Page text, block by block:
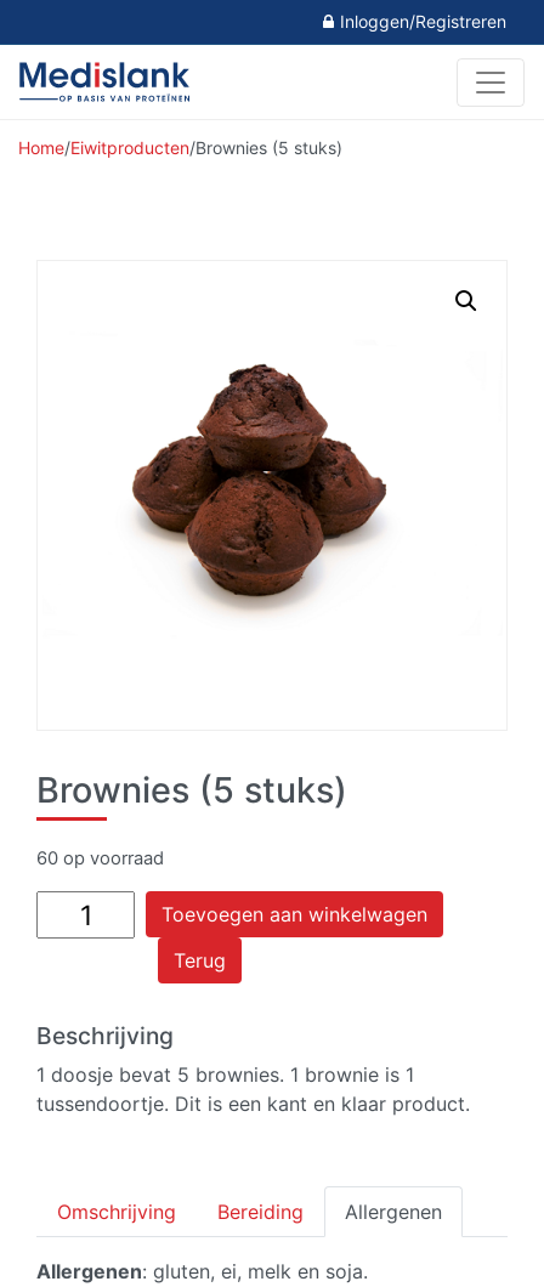
Inloggen/Registreren
Home/Eiwitproducten/Brownies (5 stuks)
Brownies (5 stuks)
60 op voorraad
Brownies
(5
Toevoegen aan winkelwagen
Terug
Beschrijving
1 doosje bevat 5 brownies. 1 brownie is 1
tussendoortje. Dit is een kant en klaar product.
Omschrijving Bereiding Allergenen
Allergenen: gluten, ei, melk en soja.